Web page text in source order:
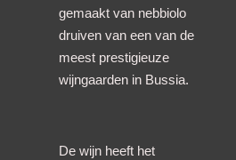
gemaakt van nebbiolo
druiven van een van de
meest prestigieuze
wijngaarden in Bussia.
De wijn heeft het